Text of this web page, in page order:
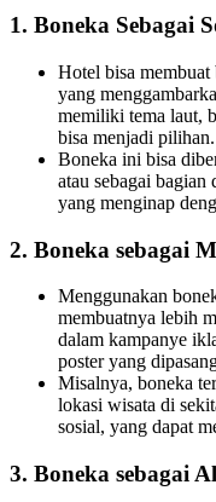
1. Boneka Sebagai
Hotel bisa membuat
yang
memiliki tema laut,
bisa menjadi pilihan.
Boneka ini bisa
atau sebagai bagian
yang menginap
2. Boneka sebagai
Menggunakan
membuatnya lebih
dalam kampanye
poster yang
Misalnya, boneka
lokasi wisata di
sosial, yang dapat
3. Boneka sebagai